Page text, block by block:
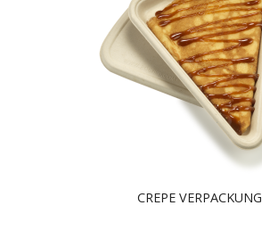
CREPE VERPACKUNG